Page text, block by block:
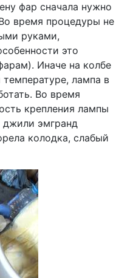
фар сначала нужно
время процедуры не
руками,
это
Иначе на колбе
лампа в
Во время
крепления лампы
джили эмгранд
колодка, слабый